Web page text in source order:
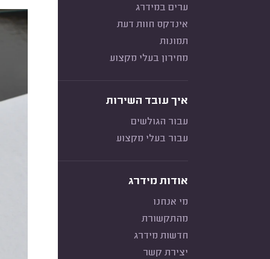
ערים במידרג
אינדקס חוות דעת
תמונות
מחירון בעלי מקצוע
איך עובד השירות
עבור הגולשים
עבור בעלי מקצוע
אודות מידרג
מי אנחנו
מהתקשורת
חדשות מידרג
יצירת קשר